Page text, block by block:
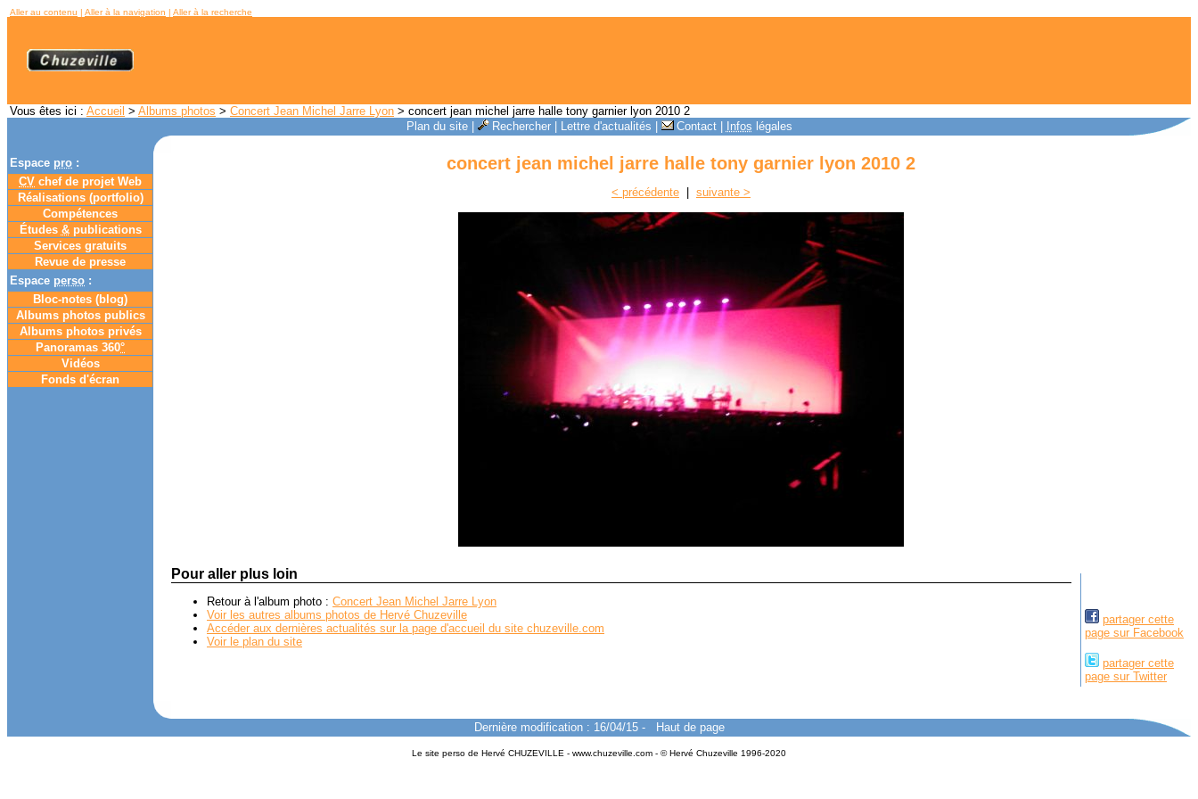
Aller au contenu | Aller à la navigation | Aller à la recherche
Vous êtes ici : Accueil > Albums photos > Concert Jean Michel Jarre Lyon > concert jean michel jarre halle tony garnier lyon 2010 2
Plan du site| Rechercher| Lettre d'actualités Contact| Infos légales
Espace pro :
CV chef de projet Web
Réalisations (portfolio)
Compétences
Études &publications
Services gratuits
Revue de presse
Espace perso :
Bloc-notes (blog)
Albums photos publics
Albums photos privés
Panoramas 360°
Vidéos
Fonds d'écran
concert jean michel jarre halle tony garnier lyon 2010 2
< précédente suivante >
partager cette
page sur Facebook
partager cette
page sur Twitter
Pour aller plus loin
Retour à l'album photo : Concert Jean Michel Jarre Lyon
Voir les autres albums photos de Hervé Chuzeville
Accéder aux dernières actualités sur la page d'accueil du site chuzeville.com
Voir le plan du site
Dernière modification : 16/04/15- Haut de page
Le site perso de Hervé CHUZEVILLE - www.chuzeville.com - © Hervé Chuzeville 1996-2020